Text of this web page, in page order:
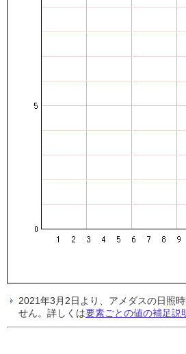
2021年3月2日より、アメダスの日照
せん。詳しくは要素ごとの値の補足説